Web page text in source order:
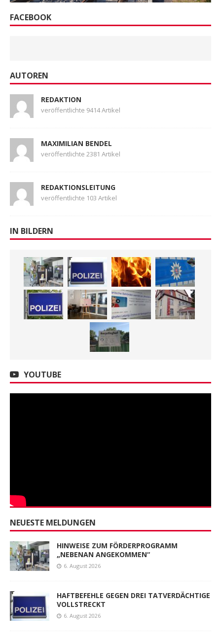
FACEBOOK
AUTOREN
REDAKTION
veröffentlichte 9414 Artikel
MAXIMILIAN BENDEL
veröffentlichte 2381 Artikel
REDAKTIONSLEITUNG
veröffentlichte 103 Artikel
IN BILDERN
YOUTUBE
NEUESTE MELDUNGEN
HINWEISE ZUM FÖRDERPROGRAMM
„NEBENAN ANGEKOMMEN“
6. August 2026
HAFTBEFEHLE GEGEN DREI TATVERDÄCHTIGE
VOLLSTRECKT
6. August 2026